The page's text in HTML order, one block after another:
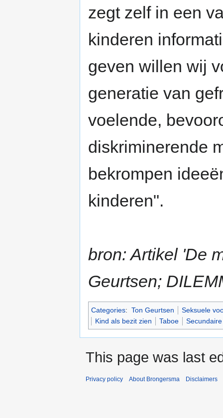
zegt zelf in een
kinderen
geven willen wij
generatie van
voelende,
diskriminerende
bekrompen
kinderen".
bron: Artikel 'De
Geurtsen;
Categories: Ton Geurtsen
Seksuele
Kind als bezit zien
Taboe
This page was last
Privacy policy About Brongersma Disclaimers